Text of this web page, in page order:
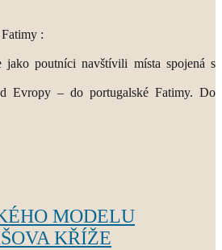
:
poutníci navštívili místa spojená s
Evropy – do portugalské Fatimy. Do
MODELU
KŘÍŽE